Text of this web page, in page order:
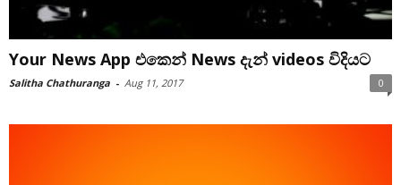
Your News App එකෙන් News දැන් videos විදියට
Salitha Chathuranga - Aug 11, 2017 0